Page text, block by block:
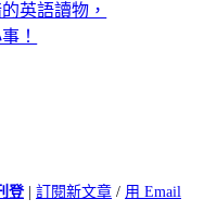
英語讀物，
！
登| 訂閱新文章 / 用 Email